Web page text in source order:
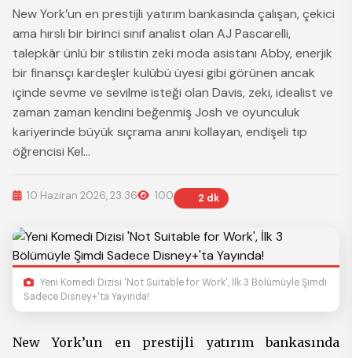
New York’un en prestijli yatırım bankasında çalışan, çekici
ama hırslı bir birinci sınıf analist olan AJ Pascarelli,
talepkâr ünlü bir stilistin zeki moda asistanı Abby, enerjik
bir finansçı kardeşler kulübü üyesi gibi görünen ancak
içinde sevme ve sevilme isteği olan Davis, zeki, idealist ve
zaman zaman kendini beğenmiş Josh ve oyunculuk
kariyerinde büyük sıçrama anını kollayan, endişeli tıp
öğrencisi Kel…
10 Haziran 2026, 23:36 100 2 dk
Yeni Komedi Dizisi 'Not Suitable for Work', İlk 3 Bölümüyle Şimdi
Sadece Disney+'ta Yayında!
New York’un en prestijli yatırım bankasında